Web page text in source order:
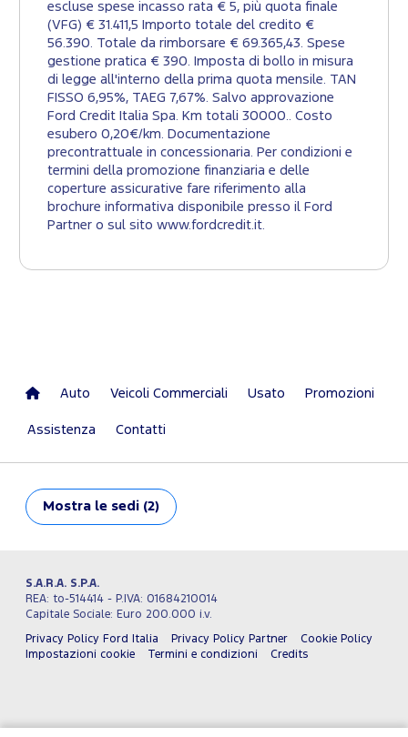
escluse spese incasso rata € 5, più quota finale
(VFG) € 31.411,5 Importo totale del credito €
56.390. Totale da rimborsare € 69.365,43. Spese
gestione pratica € 390. Imposta di bollo in misura
di legge all'interno della prima quota mensile. TAN
FISSO 6,95%, TAEG 7,67%. Salvo approvazione
Ford Credit Italia Spa. Km totali 30000.. Costo
esubero 0,20€/km. Documentazione
precontrattuale in concessionaria. Per condizioni e
termini della promozione finanziaria e delle
coperture assicurative fare riferimento alla
brochure informativa disponibile presso il Ford
Partner o sul sito www.fordcredit.it.
Auto Veicoli Commerciali Usato Promozioni
Assistenza Contatti
Mostra le sedi (2)
S.A.R.A. S.P.A.
REA: to-514414 - P.IVA: 01684210014
Capitale Sociale: Euro 200.000 i.v.
Privacy Policy Ford Italia Privacy Policy Partner
Cookie Policy
Impostazioni cookie
Termini e condizioni Credits